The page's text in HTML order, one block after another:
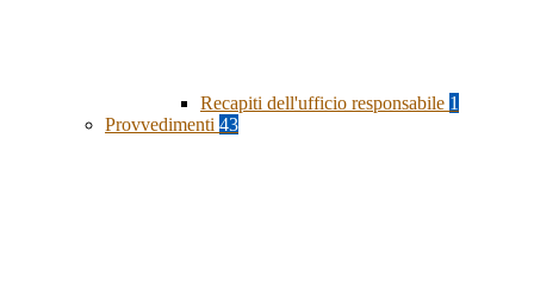
Recapiti dell'ufficio responsabile 1
Provvedimenti 43